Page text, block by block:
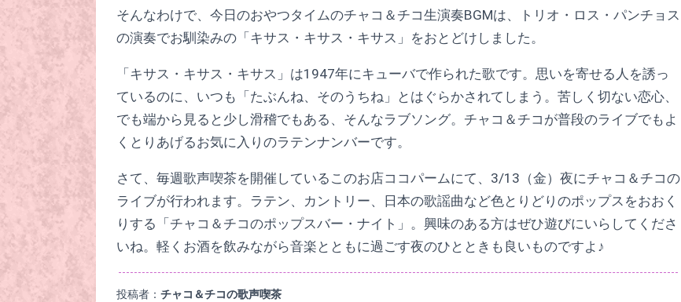
そんなわけで、今日のおやつタイムのチャコ＆チコ生演奏BGMは、トリオ・ロス・パンチョス
の演奏でお馴染みの「キサス・キサス・キサス」をおとどけしました。
「キサス・キサス・キサス」は1947年にキューバで作られた歌です。思いを寄せる人を誘っ
ているのに、いつも「たぶんね、そのうちね」とはぐらかされてしまう。苦しく切ない恋心、
でも端から見ると少し滑稽でもある、そんなラブソング。チャコ＆チコが普段のライブでもよ
くとりあげるお気に入りのラテンナンバーです。
さて、毎週歌声喫茶を開催しているこのお店ココパームにて、3/13（金）夜にチャコ＆チコの
ライブが行われます。ラテン、カントリー、日本の歌謡曲など色とりどりのポップスをおおく
りする「チャコ＆チコのポップスバー・ナイト」。興味のある方はぜひ遊びにいらしてくださ
いね。軽くお酒を飲みながら音楽とともに過ごす夜のひとときも良いものですよ♪
投稿者： チャコ＆チコの歌声喫茶